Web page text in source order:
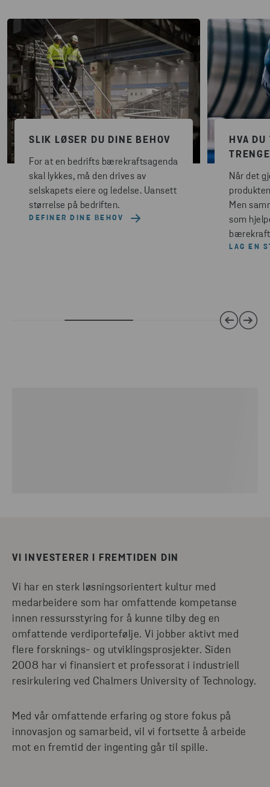
SLIK LØSER DU DINE BEHOV
For at en bedrifts bærekraftsagenda
skal lykkes, må den drives av
selskapets eiere og ledelse. Uansett
størrelse på bedriften.
DEFINER DINE BEHOV
HVA DU
Når det
Men
som
LAG EN
VI INVESTERER I FREMTIDEN DIN
Vi har en sterk løsningsorientert kultur med
medarbeidere som har omfattende kompetanse
innen ressursstyring for å kunne tilby deg en
omfattende verdiportefølje. Vi jobber aktivt med
flere forsknings- og utviklingsprosjekter. Siden
2008 har vi finansiert et professorat i industriell
resirkulering ved Chalmers University of Technology.
Med vår omfattende erfaring og store fokus på
innovasjon og samarbeid, vil vi fortsette å arbeide
mot en fremtid der ingenting går til spille.